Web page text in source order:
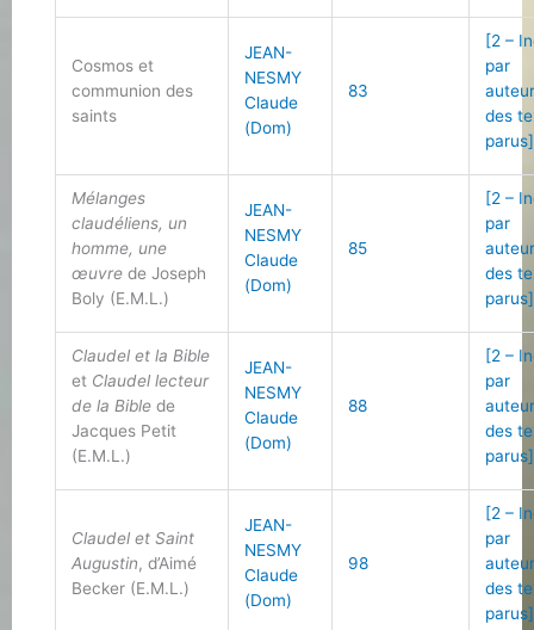
Cosmos et
communion des
saints
JEAN-
NESMY
Claude
(Dom)
83
[2 –
par
des
parus]
Mélanges
claudéliens, un
homme, une
œuvre de Joseph
Boly (E.M.L.)
JEAN-
NESMY
Claude
(Dom)
85
[2 –
par
des
parus]
Claudel et la Bible
et Claudel lecteur
de la Bible de
Jacques Petit
(E.M.L.)
JEAN-
NESMY
Claude
(Dom)
88
[2 –
par
des
parus]
Claudel et Saint
Augustin, d’Aimé
Becker (E.M.L.)
JEAN-
NESMY
Claude
(Dom)
98
[2 –
par
des
parus]